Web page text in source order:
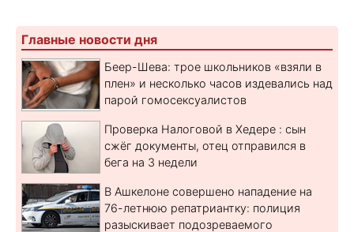
Главные новости дня
Беер-Шева: трое школьников «взяли в
плен» и несколько часов издевались над
парой гомосексуалистов
Проверка Налоговой в Хедере : сын
сжёг документы, отец отправился в
бега на 3 недели
В Ашкелоне совершено нападение на
76-летнюю репатриантку: полиция
разыскивает подозреваемого